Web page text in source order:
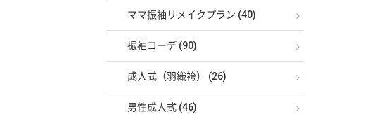
ママ振袖リメイクプラン (40)
振袖コーデ (90)
成人式（羽織袴） (26)
男性成人式 (46)